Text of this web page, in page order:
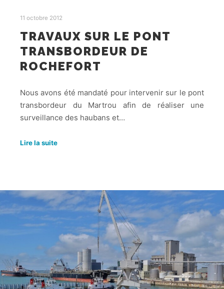
11 octobre 2012
TRAVAUX SUR LE PONT
TRANSBORDEUR DE
ROCHEFORT
Nous avons été mandaté pour intervenir sur le pont
transbordeur du Martrou afin de réaliser une
surveillance des haubans et…
Lire la suite